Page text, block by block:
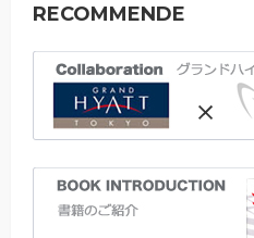
RECOMMENDE